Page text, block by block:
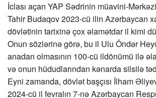
İclası açan YAP Sədrinin müavini-
Tahir Budaqov 2023-cü ilin Azərbaycan
dövlətinin tarixinə çox əlamətdar il kimi
Onun sözlərinə görə, bu il Ulu Öndər
anadan olmasının 100-cü ildönümü ilə
və onun hüdudlarından kənarda silsilə
Eyni zamanda, dövlət başçısı İlham
2024-cü il fevralın 7-nə Azərbaycan